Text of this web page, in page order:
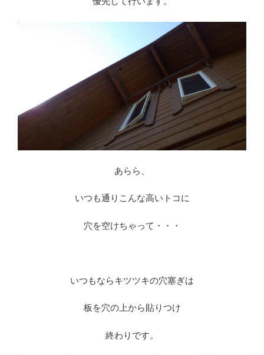
あらら、
いつも通りこんな高いトコに
穴を空けちゃって・・・
いつもならキツツキの穴塞ぎは
板を穴の上から貼りつけ
終わりです。